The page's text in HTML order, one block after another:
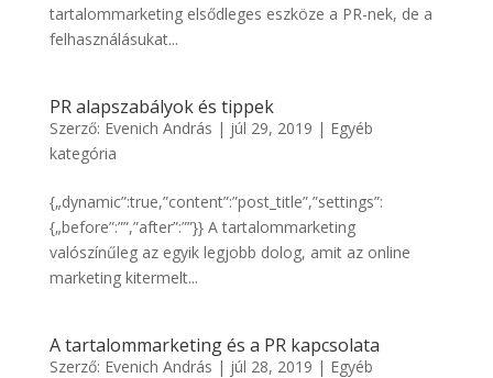
tartalommarketing elsődleges eszköze a PR-nek, de a
felhasználásukat...
PR alapszabályok és tippek
Szerző: Evenich András | júl 29, 2019 | Egyéb
kategória
{„dynamic”:true,”content”:”post_title”,”settings”:
{„before”:””,”after”:””}} A tartalommarketing
valószínűleg az egyik legjobb dolog, amit az online
marketing kitermelt...
A tartalommarketing és a PR kapcsolata
Szerző: Evenich András | júl 28, 2019 | Egyéb